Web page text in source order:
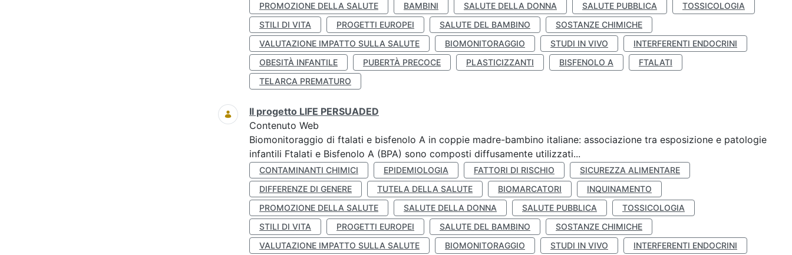
PROMOZIONE DELLA SALUTE
BAMBINI SALUTE DELLA DONNA SALUTE PUBBLICA
TOSSICOLOGIA
STILI DI VITA
PROGETTI EUROPEI SALUTE DEL BAMBINO
SOSTANZE CHIMICHE
VALUTAZIONE IMPATTO SULLA SALUTE
BIOMONITORAGGIO STUDI IN VIVO
INTERFERENTI ENDOCRINI
OBESITÀ INFANTILE
PUBERTÀ PRECOCE PLASTICIZZANTI BISFENOLO A
FTALATI
TELARCA PREMATURO
Il progetto LIFE PERSUADED
Contenuto Web
Biomonitoraggio di ftalati e bisfenolo A in coppie madre-bambino italiane: associazione tra esposizione e patologie
infantili Ftalati e Bisfenolo A (BPA) sono composti diffusamente utilizzati...
CONTAMINANTI CHIMICI EPIDEMIOLOGIA FATTORI DI RISCHIO
SICUREZZA ALIMENTARE
DIFFERENZE DI GENERE
TUTELA DELLA SALUTE BIOMARCATORI
INQUINAMENTO
PROMOZIONE DELLA SALUTE
SALUTE DELLA DONNA SALUTE PUBBLICA
TOSSICOLOGIA
STILI DI VITA
PROGETTI EUROPEI SALUTE DEL BAMBINO
SOSTANZE CHIMICHE
VALUTAZIONE IMPATTO SULLA SALUTE
BIOMONITORAGGIO STUDI IN VIVO
INTERFERENTI ENDOCRINI